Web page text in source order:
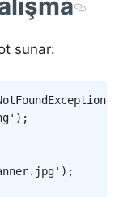
sunar:
) ;
) ;
Copy